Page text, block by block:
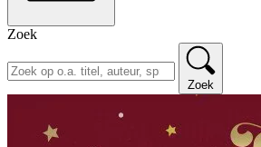
Zoek
Zoek